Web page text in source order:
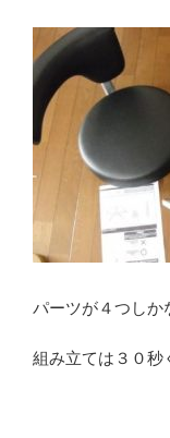
パーツが４つしか
組み立ては３０秒